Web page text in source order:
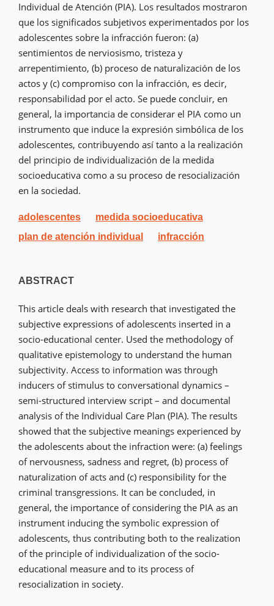
Individual de Atención (PIA). Los resultados mostraron
que los significados subjetivos experimentados por los
adolescentes sobre la infracción fueron: (a)
sentimientos de nerviosismo, tristeza y
arrepentimiento, (b) proceso de naturalización de los
actos y (c) compromiso con la infracción, es decir,
responsabilidad por el acto. Se puede concluir, en
general, la importancia de considerar el PIA como un
instrumento que induce la expresión simbólica de los
adolescentes, contribuyendo así tanto a la realización
del principio de individualización de la medida
socioeducativa como a su proceso de resocialización
en la sociedad.
adolescentes
medida socioeducativa
plan de atención individual
infracción
ABSTRACT
This article deals with research that investigated the
subjective expressions of adolescents inserted in a
socio-educational center. Used the methodology of
qualitative epistemology to understand the human
subjectivity. Access to information was through
inducers of stimulus to conversational dynamics –
semi-structured interview script – and documental
analysis of the Individual Care Plan (PIA). The results
showed that the subjective meanings experienced by
the adolescents about the infraction were: (a) feelings
of nervousness, sadness and regret, (b) process of
naturalization of acts and (c) responsibility for the
criminal transgressions. It can be concluded, in
general, the importance of considering the PIA as an
instrument inducing the symbolic expression of
adolescents, thus contributing both to the realization
of the principle of individualization of the socio-
educational measure and to its process of
resocialization in society.